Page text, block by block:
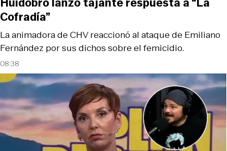
08:38
La animadora de CHV reaccionó al ataque de Emiliano
Fernández por sus dichos sobre el femicidio.
Cofradía”